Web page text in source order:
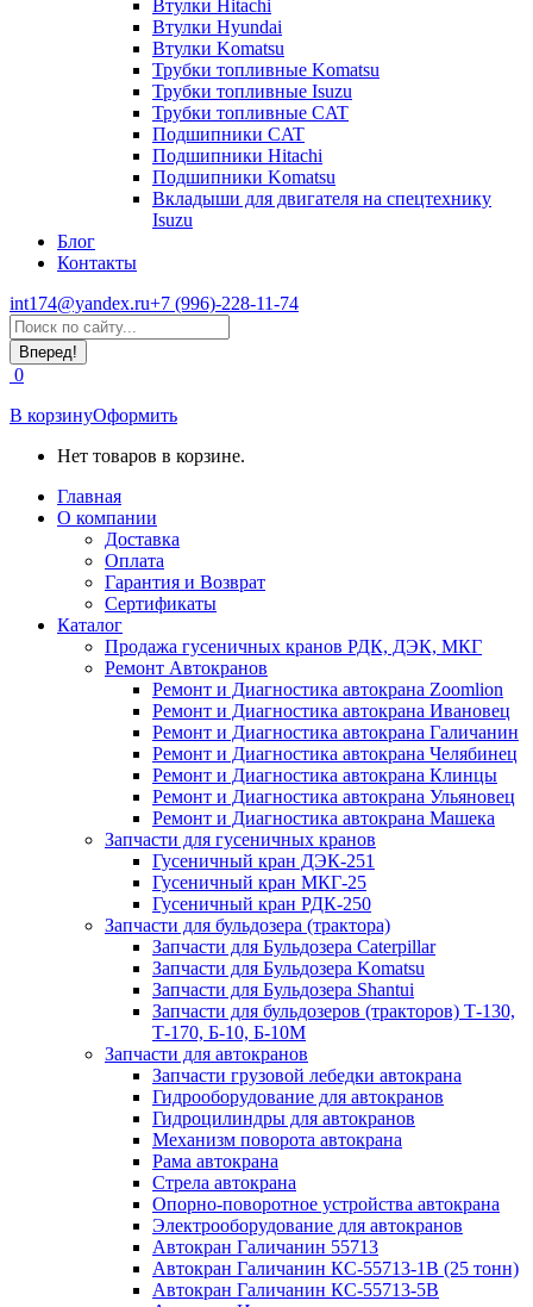
Втулки Hitachi
Втулки Hyundai
Втулки Komatsu
Трубки топливные Komatsu
Трубки топливные Isuzu
Трубки топливные CAT
Подшипники CAT
Подшипники Hitachi
Подшипники Komatsu
Вкладыши для двигателя на спецтехнику
Isuzu
Блог
Контакты
int174@yandex.ru+7 (996)-228-11-74
Страница
WhatsApp
открывается
в
новом
окне
Поиск:
0
В корзинуОформить
Нет товаров в корзине.
Главная
О компании
Доставка
Оплата
Гарантия и Возврат
Сертификаты
Каталог
Продажа гусеничных кранов РДК, ДЭК, МКГ
Ремонт Автокранов
Ремонт и Диагностика автокрана Zoomlion
Ремонт и Диагностика автокрана Ивановец
Ремонт и Диагностика автокрана Галичанин
Ремонт и Диагностика автокрана Челябинец
Ремонт и Диагностика автокрана Клинцы
Ремонт и Диагностика автокрана Ульяновец
Ремонт и Диагностика автокрана Машека
Запчасти для гусеничных кранов
Гусеничный кран ДЭК-251
Гусеничный кран МКГ-25
Гусеничный кран РДК-250
Запчасти для бульдозера (трактора)
Запчасти для Бульдозера Caterpillar
Запчасти для Бульдозера Komatsu
Запчасти для Бульдозера Shantui
Запчасти для бульдозеров (тракторов) Т-130,
Т-170, Б-10, Б-10М
Запчасти для автокранов
Запчасти грузовой лебедки автокрана
Гидрооборудование для автокранов
Гидроцилиндры для автокранов
Механизм поворота автокрана
Рама автокрана
Стрела автокрана
Опорно-поворотное устройства автокрана
Электрооборудование для автокранов
Автокран Галичанин 55713
Автокран Галичанин КС-55713-1В (25 тонн)
Автокран Галичанин КС-55713-5В